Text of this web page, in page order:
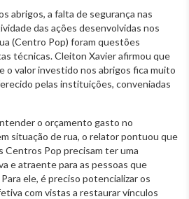
abrigos, a falta de segurança nas
das ações desenvolvidas nos
(Centro Pop) foram questões
técnicas. Cleiton Xavier afirmou que
o valor investido nos abrigos fica muito
pelas instituições, conveniadas
o orçamento gasto no
situação de rua, o relator pontuou que
Pop precisam ter uma
e atraente para as pessoas que
ele, é preciso potencializar os
com vistas a restaurar vínculos